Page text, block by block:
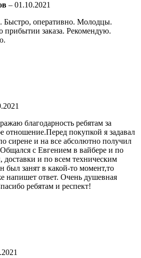
– 01.10.2021
Быстро, оперативно. Молодцы.
прибытии заказа. Рекомендую.
благодарность ребятам за
отношение.Перед покупкой я задавал
сирене и на все абсолютно получил
с Евгением в вайбере и по
доставки и по всем техническим
был занят в какой-то момент,то
напишет ответ. Очень душевная
ребятам и респект!